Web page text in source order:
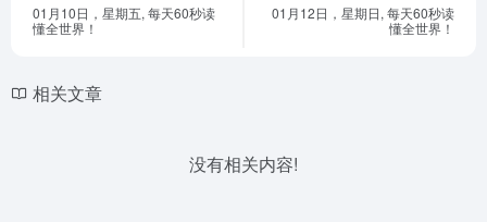
01月10日，星期五, 每天60秒读
懂全世界！
01月12日，星期日, 每天60秒读
懂全世界！
相关文章
没有相关内容!